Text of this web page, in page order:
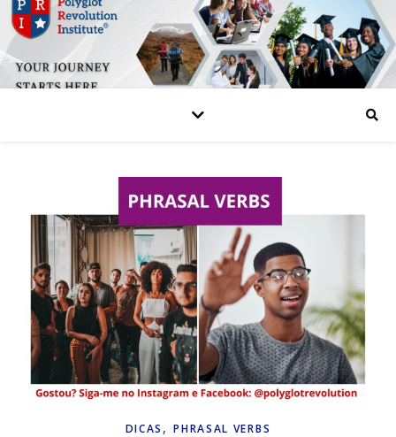
DICAS ,PHRASAL VERBS